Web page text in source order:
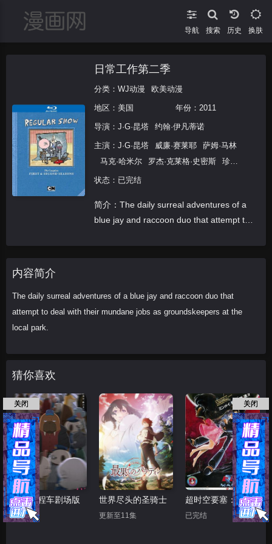
导航 搜索 换肤
日常工作第二季
分类： WJ动漫 欧美动漫
地区： 美国 年份： 2011
导演： J·G·昆塔 约翰·伊凡蒂诺
主演： J·G·昆塔 威廉·赛莱耶
萨姆·马林
马克·哈米尔
罗杰·克莱格·史密斯
珍妮·
哈达德·汤普金斯
状态：已完结
简介：The daily surreal adventures of a
blue jay and raccoon duo that attempt to
内容简介
The daily surreal adventures of a blue jay and raccoon duo that
attempt to deal with their mundane jobs as groundskeepers at the
local park.
猜你喜欢
奇巧计程车剧场版
HD
世界尽头的圣骑士
更新至11集
超时空要塞：可曾记得爱
已完结
关闭 关闭